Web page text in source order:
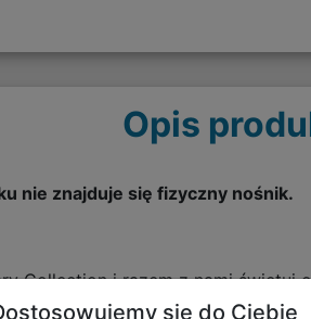
Opis
nie znajduje się fizyczny nośnik.
Collection i razem z nami świętuj
znajdziesz aż 12 pozycji ze
się do Ciebie